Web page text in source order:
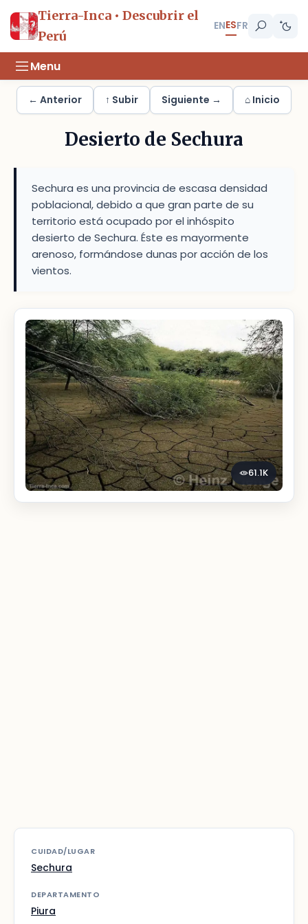
Tierra-Inca • Descubrir el
Perú
ENESFR
Menu
← Anterior ↑ Subir Siguiente → ⌂ Inicio
Desierto de Sechura
Sechura es una provincia de escasa densidad
poblacional, debido a que gran parte de su
territorio está ocupado por el inhóspito
desierto de Sechura. Éste es mayormente
arenoso, formándose dunas por acción de los
vientos.
61.1K
CUIDAD/LUGAR
Sechura
DEPARTAMENTO
Piura